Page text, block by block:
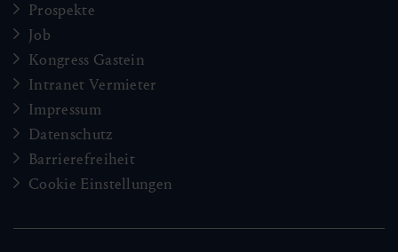
Prospekte
Job
Kongress Gastein
Intranet Vermieter
Impressum
Datenschutz
Barrierefreiheit
Cookie Einstellungen